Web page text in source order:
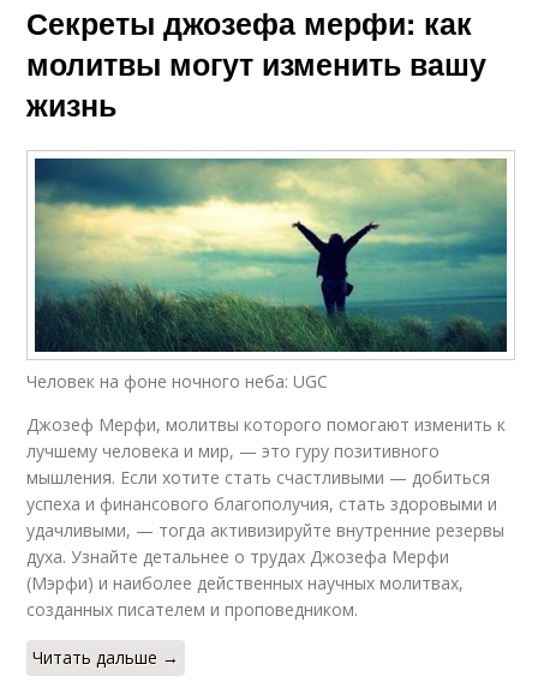
Секреты джозефа мерфи: как
молитвы могут изменить вашу
жизнь
Человек на фоне ночного неба: UGC
Джозеф Мерфи, молитвы которого помогают изменить к
лучшему человека и мир, — это гуру позитивного
мышления. Если хотите стать счастливыми — добиться
успеха и финансового благополучия, стать здоровыми и
удачливыми, — тогда активизируйте внутренние резервы
духа. Узнайте детальнее о трудах Джозефа Мерфи
(Мэрфи) и наиболее действенных научных молитвах,
созданных писателем и проповедником.
Читать дальше →